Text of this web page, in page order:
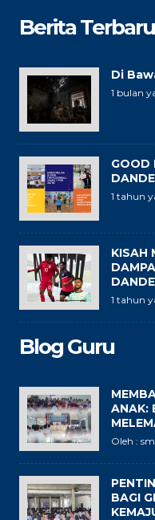
Berita Terbaru
Di
1 bulan
GOOD
1 tahun
KISAH
1 tahun
Blog Guru
ANAK:
Oleh :
BAGI